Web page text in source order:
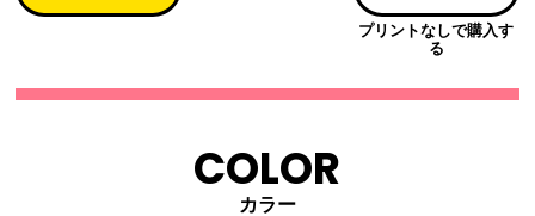
プリントなしで購入す
る
COLOR
カラー